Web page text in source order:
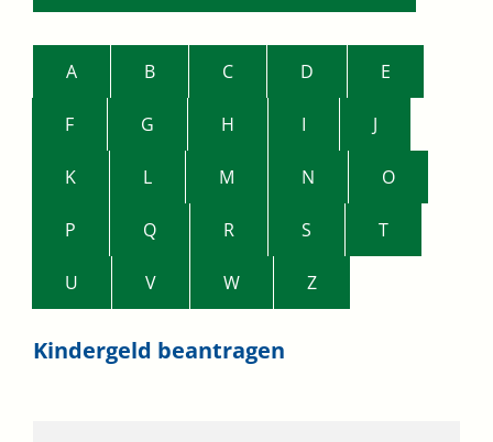
A B C D E
F G H I J
K L M N O
P Q R S T
U V W Z
Kindergeld beantragen